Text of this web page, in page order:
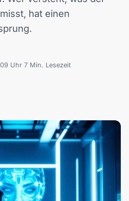
hat einen
Uhr 7 Min. Lesezeit